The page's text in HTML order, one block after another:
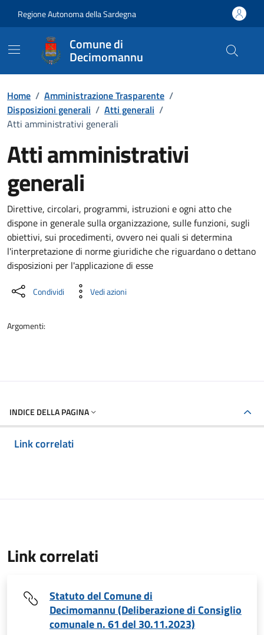
Regione Autonoma della Sardegna
Comune di
Decimomannu
Home / Amministrazione Trasparente /
Disposizioni generali / Atti generali /
Atti amministrativi generali
Atti amministrativi
generali
Dettaglio Amministrazione Trasparente
Direttive, circolari, programmi, istruzioni e ogni atto che
dispone in generale sulla organizzazione, sulle funzioni, sugli
obiettivi, sui procedimenti, ovvero nei quali si determina
l'interpretazione di norme giuridiche che riguardano o dettano
disposizioni per l'applicazione di esse
Condividi Vedi azioni
Argomenti:
INDICE DELLA PAGINA
Link correlati
Link correlati
Statuto del Comune di
Decimomannu (Deliberazione di Consiglio
comunale n. 61 del 30.11.2023)